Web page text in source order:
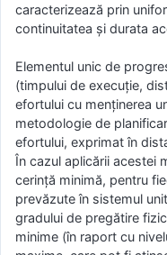
caracterizează prin
continuitatea şi durata
Elementul unic de
(timpului de execuţie,
efortului cu menţinerea
metodologie de
efortului, exprimat în
În cazul aplicării acestei
cerinţă minimă, pentru
prevăzute în sistemul
gradului de pregătire
minime (în raport cu